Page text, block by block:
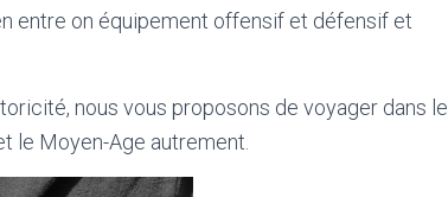
entre on équipement offensif et défensif et
nous vous proposons de voyager dans le
le Moyen-Age autrement.